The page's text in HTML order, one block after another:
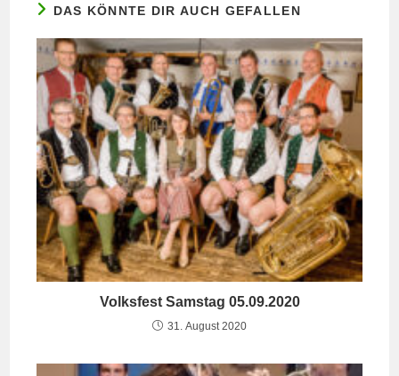
DAS KÖNNTE DIR AUCH GEFALLEN
Volksfest Samstag 05.09.2020
31. August 2020